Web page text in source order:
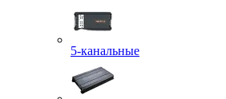
5-канальные